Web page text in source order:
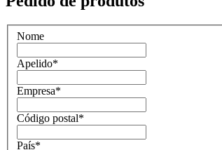
Nome
Apelido*
Empresa*
Código postal*
País*